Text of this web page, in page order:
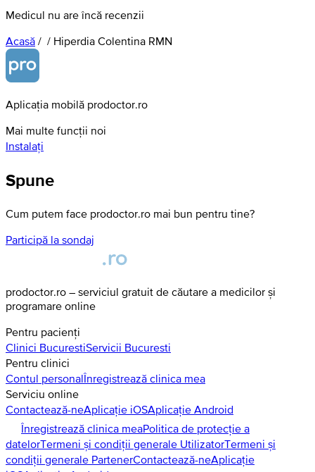
Medicul nu are încă recenzii
Acasă / / Hiperdia Colentina RMN
Aplicația mobilă prodoctor.ro
Mai multe funcții noi
Instalați
Spune
Cum putem face prodoctor.ro mai bun pentru tine?
Participă la sondaj
prodoctor.ro – serviciul gratuit de căutare a medicilor și
programare online
Pentru pacienți
Clinici BucurestiServicii Bucuresti
Pentru clinici
Contul personalÎnregistrează clinica mea
Serviciu online
Contactează-neAplicație iOSAplicație Android
Înregistrează clinica meaPolitica de protecție a
datelorTermeni și condiții generale UtilizatorTermeni și
condiții generale PartenerContactează-neAplicație